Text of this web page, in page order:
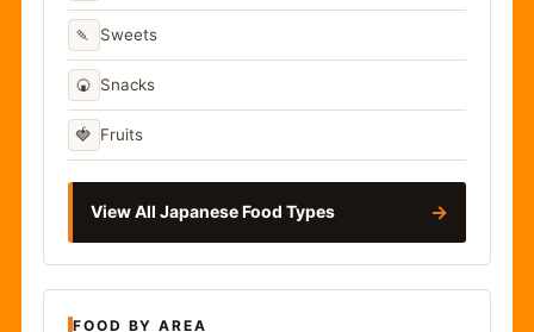
🍡 Sweets
🍘 Snacks
🍓 Fruits
View All Japanese Food Types →
FOOD BY AREA